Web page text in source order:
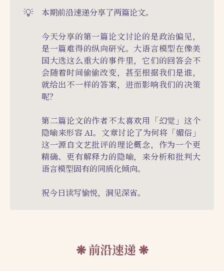
💡 本期前沿速递分享了两篇论文。
今天分享的第一篇论文讨论的是政治偏见，
是一篇难得的纵向研究。大语言模型在像美
国大选这么重大的事件里，它们的回答会不
会随着时间偷偷改变，甚至根据我们是谁，
就给出不一样的答案，进而影响我们的决策
呢？
第二篇论文的作者不太喜欢用「幻觉」这个
隐喻来形容 AI。文章讨论了为何将「媚俗」
这一源自文艺批评的理论概念，作为一个更
精确、更有解释力的隐喻，来分析和批判大
语言模型固有的同质化倾向。
祝今日读写愉悦，洞见深省。
前沿速递